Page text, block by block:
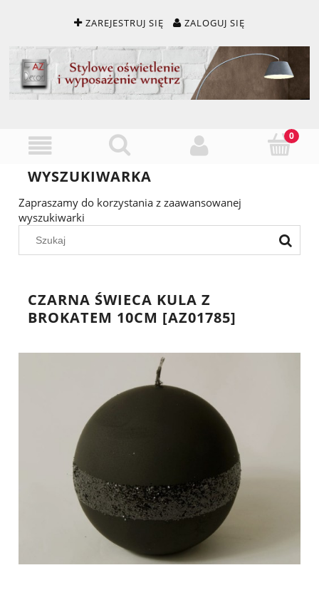
ZAREJESTRUJ SIĘ ZALOGUJ SIĘ
WYSZUKIWARKA
Zapraszamy do korzystania z zaawansowanej
wyszukiwarki
CZARNA ŚWIECA KULA Z
BROKATEM 10CM [AZ01785]